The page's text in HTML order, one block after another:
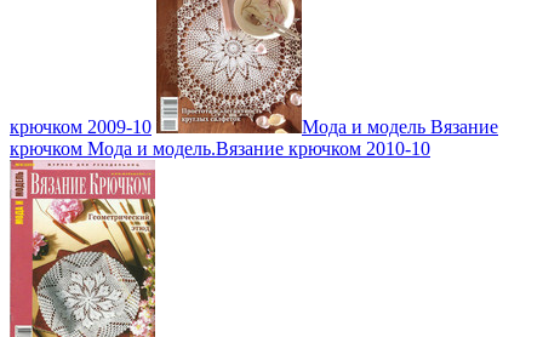
крючком 2009-10
Мода и модель Вязание
крючком Мода и модель.Вязание крючком 2010-10